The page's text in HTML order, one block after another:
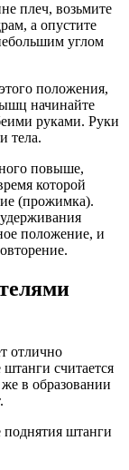
плеч, возьмите
а опустите
углом
положения,
начинайте
руками. Руки
тела.
повыше,
которой
(прожимка).
положение, и
отлично
считается
в образовании
поднятия штанги